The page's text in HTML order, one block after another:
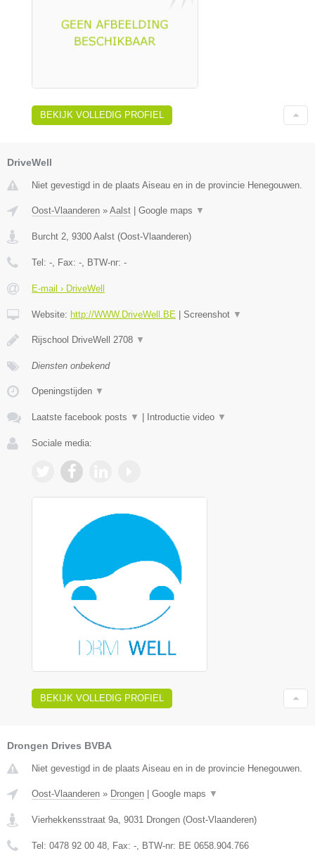
BEKIJK VOLLEDIG PROFIEL
DriveWell
Niet gevestigd in de plaats Aiseau en in de provincie Henegouwen.
Oost-Vlaanderen » Aalst | Google maps ▼
Burcht 2 9300 Aalst (Oost-Vlaanderen)
Tel: - , Fax: - , BTW-nr: -
E-mail › DriveWell
Website: http://WWW.DriveWell.BE | Screenshot ▼
Rijschool DriveWell 2708 ▼
Diensten onbekend
Openingstijden ▼
Laatste facebook posts ▼ | Introductie video ▼
Sociale media:
BEKIJK VOLLEDIG PROFIEL
Drongen Drives BVBA
Niet gevestigd in de plaats Aiseau en in de provincie Henegouwen.
Oost-Vlaanderen » Drongen | Google maps ▼
Vierhekkensstraat 9a 9031 Drongen (Oost-Vlaanderen)
Tel: 0478 92 00 48 , Fax: - , BTW-nr: BE 0658.904.766